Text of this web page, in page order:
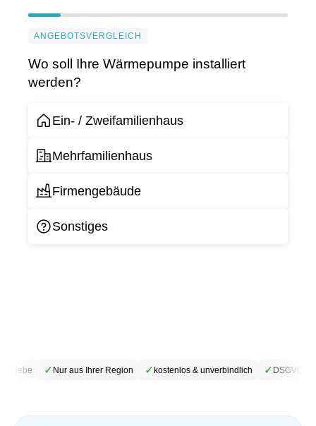
ANGEBOTSVERGLEICH
Wo soll Ihre Wärmepumpe installiert
werden?
Ein- / Zweifamilienhaus
Mehrfamilienhaus
Firmengebäude
Sonstiges
✓Nur aus Ihrer Region ✓kostenlos & unverbindlich ✓DSGVO-